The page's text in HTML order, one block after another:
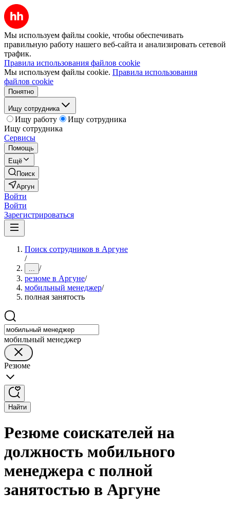
Мы используем файлы cookie, чтобы обеспечивать
правильную работу нашего веб-сайта и анализировать сетевой
трафик.
Правила использования файлов cookie
Мы используем файлы cookie. Правила использования
файлов cookie
Понятно
Ищу сотрудника
Ищу работу
Ищу сотрудника
Ищу сотрудника
Сервисы
Помощь
Ещё
Поиск
Аргун
Войти
Войти
Зарегистрироваться
Поиск сотрудников в Аргуне
/
... /
резюме в Аргуне/
мобильный менеджер/
полная занятость
мобильный менеджер
Резюме
Найти
Резюме соискателей на
должность мобильного
менеджера с полной
занятостью в Аргуне